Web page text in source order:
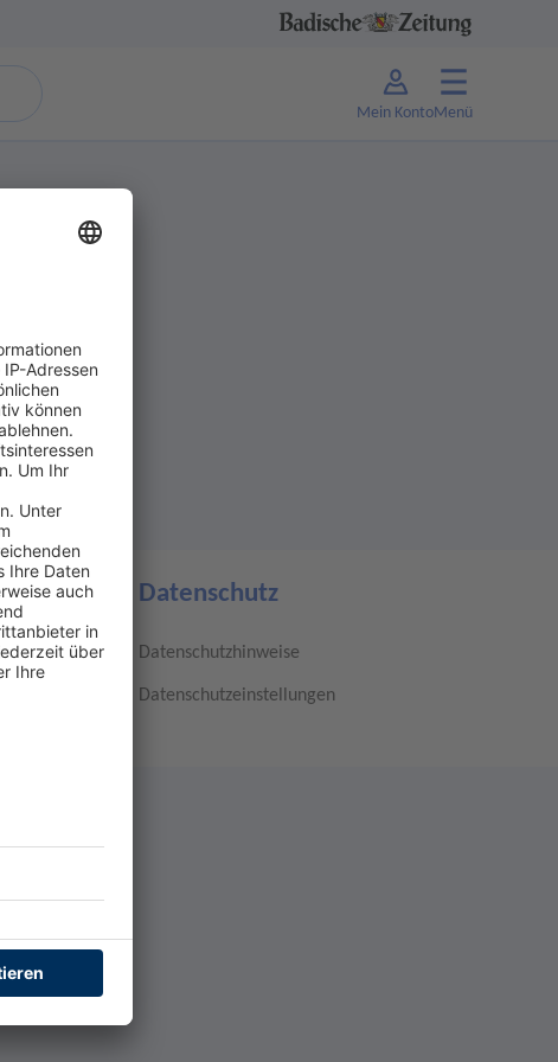
Mein KontoMenü
Datenschutz
Datenschutzhinweise
Datenschutzeinstellungen